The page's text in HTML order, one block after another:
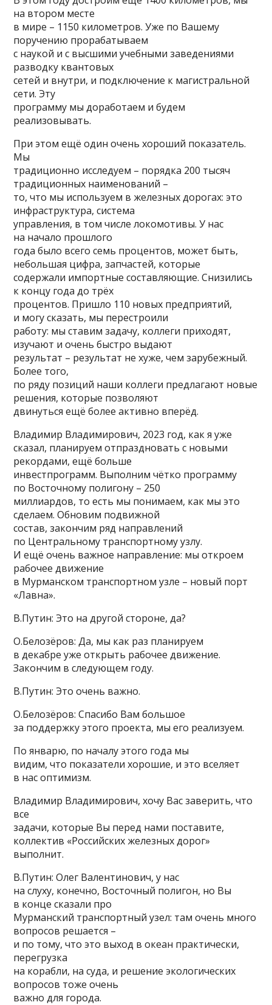
на втором месте
в мире – 1150 километров. Уже по Вашему
поручению прорабатываем
с наукой и с высшими учебными заведениями
разводку квантовых
сетей и внутри, и подключение к магистральной
сети. Эту
программу мы доработаем и будем
реализовывать.
При этом ещё один очень хороший показатель.
Мы
традиционно исследуем – порядка 200 тысяч
традиционных наименований –
то, что мы используем в железных дорогах: это
инфраструктура, система
управления, в том числе локомотивы. У нас
на начало прошлого
года было всего семь процентов, может быть,
небольшая цифра, запчастей, которые
содержали импортные составляющие. Снизились
к концу года до трёх
процентов. Пришло 110 новых предприятий,
и могу сказать, мы перестроили
работу: мы ставим задачу, коллеги приходят,
изучают и очень быстро выдают
результат – результат не хуже, чем зарубежный.
Более того,
по ряду позиций наши коллеги предлагают новые
решения, которые позволяют
двинуться ещё более активно вперёд.
Владимир Владимирович, 2023 год, как я уже
сказал, планируем отпраздновать с новыми
рекордами, ещё больше
инвестпрограмм. Выполним чётко программу
по Восточному полигону – 250
миллиардов, то есть мы понимаем, как мы это
сделаем. Обновим подвижной
состав, закончим ряд направлений
по Центральному транспортному узлу.
И ещё очень важное направление: мы откроем
рабочее движение
в Мурманском транспортном узле – новый порт
«Лавна».
В.Путин: Это на другой стороне, да?
О.Белозёров: Да, мы как раз планируем
в декабре уже открыть рабочее движение.
Закончим в следующем году.
В.Путин: Это очень важно.
О.Белозёров: Спасибо Вам большое
за поддержку этого проекта, мы его реализуем.
По январю, по началу этого года мы
видим, что показатели хорошие, и это вселяет
в нас оптимизм.
Владимир Владимирович, хочу Вас заверить, что
все
задачи, которые Вы перед нами поставите,
коллектив «Российских железных дорог»
выполнит.
В.Путин: Олег Валентинович, у нас
на слуху, конечно, Восточный полигон, но Вы
в конце сказали про
Мурманский транспортный узел: там очень много
вопросов решается –
и по тому, что это выход в океан практически,
перегрузка
на корабли, на суда, и решение экологических
вопросов тоже очень
важно для города.